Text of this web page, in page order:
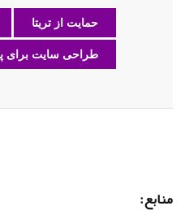
حمایت از تریتا
طراحی سایت برای
منابع: